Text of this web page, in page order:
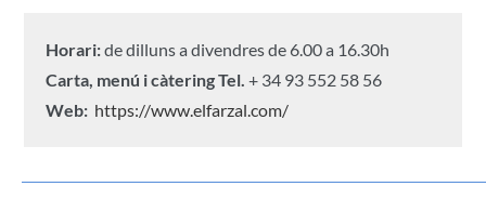
Horari:de dilluns a divendres de 6.00 a 16.30h
Carta, menú i càteringTel. + 34 93 552 58 56
Web: https://www.elfarzal.com/